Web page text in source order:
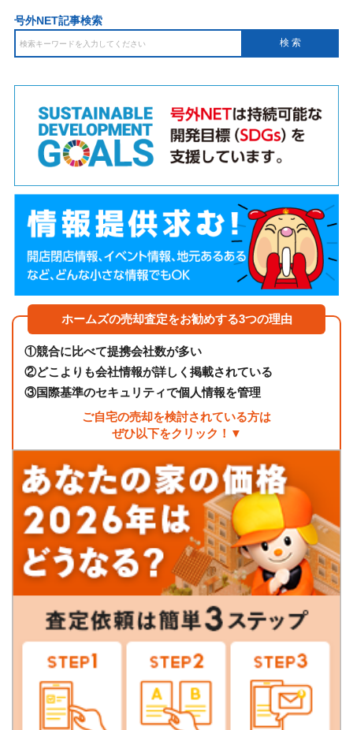
号外NET記事検索
ホームズの売却査定をお勧めする3つの理由
①競合に比べて提携会社数が多い
②どこよりも会社情報が詳しく掲載されている
③国際基準のセキュリティで個人情報を管理
ご自宅の売却を検討されている方は
ぜひ以下をクリック！▼